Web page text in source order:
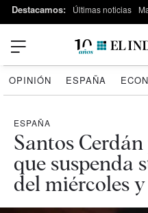
Destacamos: Últimas noticias
OPINIÓN ESPAÑA
ESPAÑA
Santos
que suspenda
del miércoles